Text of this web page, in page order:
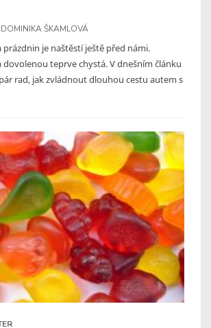
DOMINIKA ŠKAMLOVÁ
prázdnin je naštěstí ještě před námi.
dovolenou teprve chystá. V dnešním článku
rad, jak zvládnout dlouhou cestu autem s